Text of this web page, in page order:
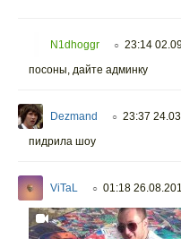
N1dhoggr ○ 23:14
посоны, дайте админку
Dezmand ○ 23:37
пидрила шоу
ViTaL ○ 01:18